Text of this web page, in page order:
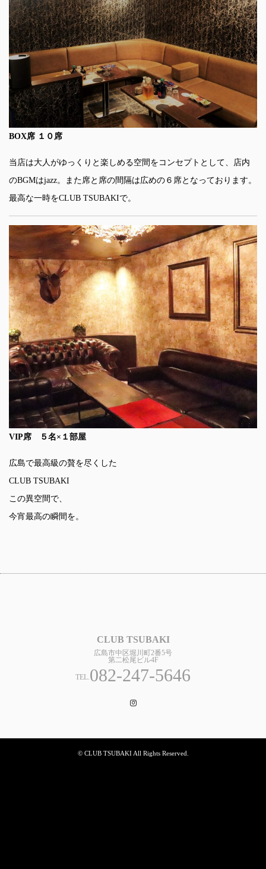
BOX席 １０席
当店は大人がゆっくりと楽しめる空間をコンセプトとして、店内
のBGMはjazz。また席と席の間隔は広めの６席となっております。
最高な一時をCLUB TSUBAKIで。
VIP席 ５名×１部屋
広島で最高級の贅を尽くした
CLUB TSUBAKI
この異空間で、
今宵最高の瞬間を。
CLUB TSUBAKI
広島市中区堀川町2番5号
第二松尾ビル4F
TEL.082-247-5646
© CLUB TSUBAKI All Rights Reserved.